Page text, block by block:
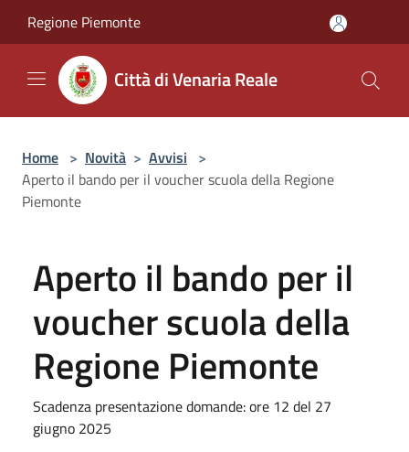
Regione Piemonte
Città di Venaria Reale
Home > Novità > Avvisi >
Aperto il bando per il voucher scuola della Regione
Piemonte
Aperto il bando per il
voucher scuola della
Regione Piemonte
Scadenza presentazione domande: ore 12 del 27
giugno 2025